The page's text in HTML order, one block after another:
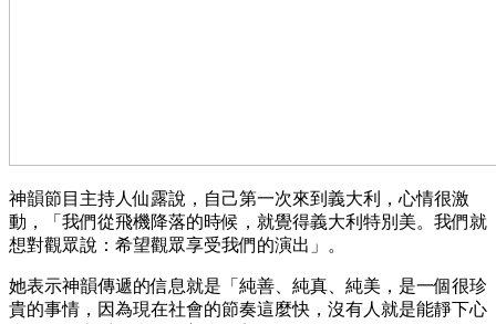
神韻節目主持人仙露說，自己第一次來到義大利，心情很激
動，「我們從飛機降落的時候，就覺得義大利特別美。我們就
想對觀眾說：希望觀眾享受我們的演出」。
她表示神韻傳遞的信息就是「純善、純真、純美，是一個很珍
貴的事情，因為現在社會的節奏這麼快，沒有人就是能靜下心